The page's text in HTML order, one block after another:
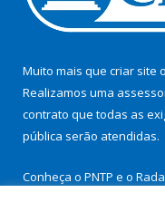
Muito mais que criar site
Realizamos uma
contrato que todas as
pública serão atendidas.
Conheça o PNTP e o